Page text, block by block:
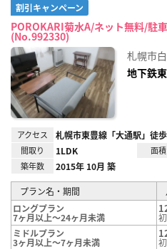
割引キャンペーン
POROKARI菊水A/ネット無料/駐
(No.992330)
札幌市
地下鉄
アクセス 札幌市東豊線「大通駅」徒
間取り 1LDK 面積
築年数 2015年 10月 築
プラン名・期間
ロングプラン
7ヶ月以上～24ヶ月未満
ミドルプラン
3ヶ月以上～7ヶ月未満